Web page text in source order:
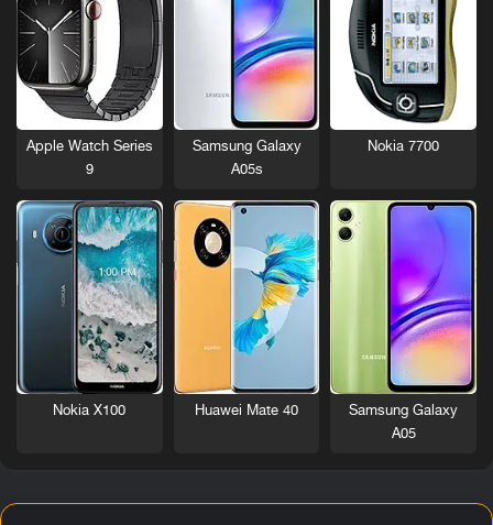
Nokia 7700
Samsung Galaxy
A05s
Apple Watch Series
9
Samsung Galaxy
A05
Huawei Mate 40
Nokia X100